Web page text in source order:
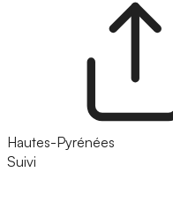
Hautes-Pyrénées
Suivi